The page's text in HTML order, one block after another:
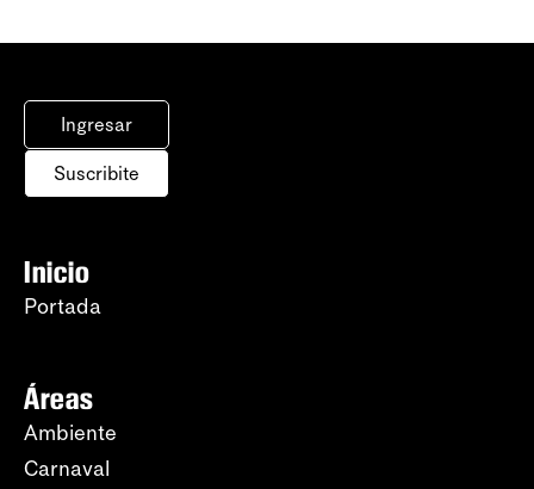
Ingresar
Suscribite
Inicio
Portada
Áreas
Ambiente
Carnaval